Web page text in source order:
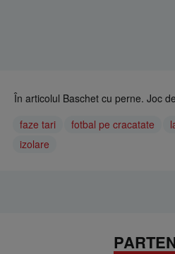
În articolul Baschet cu perne. Joc
faze tari
fotbal pe cracatate
izolare